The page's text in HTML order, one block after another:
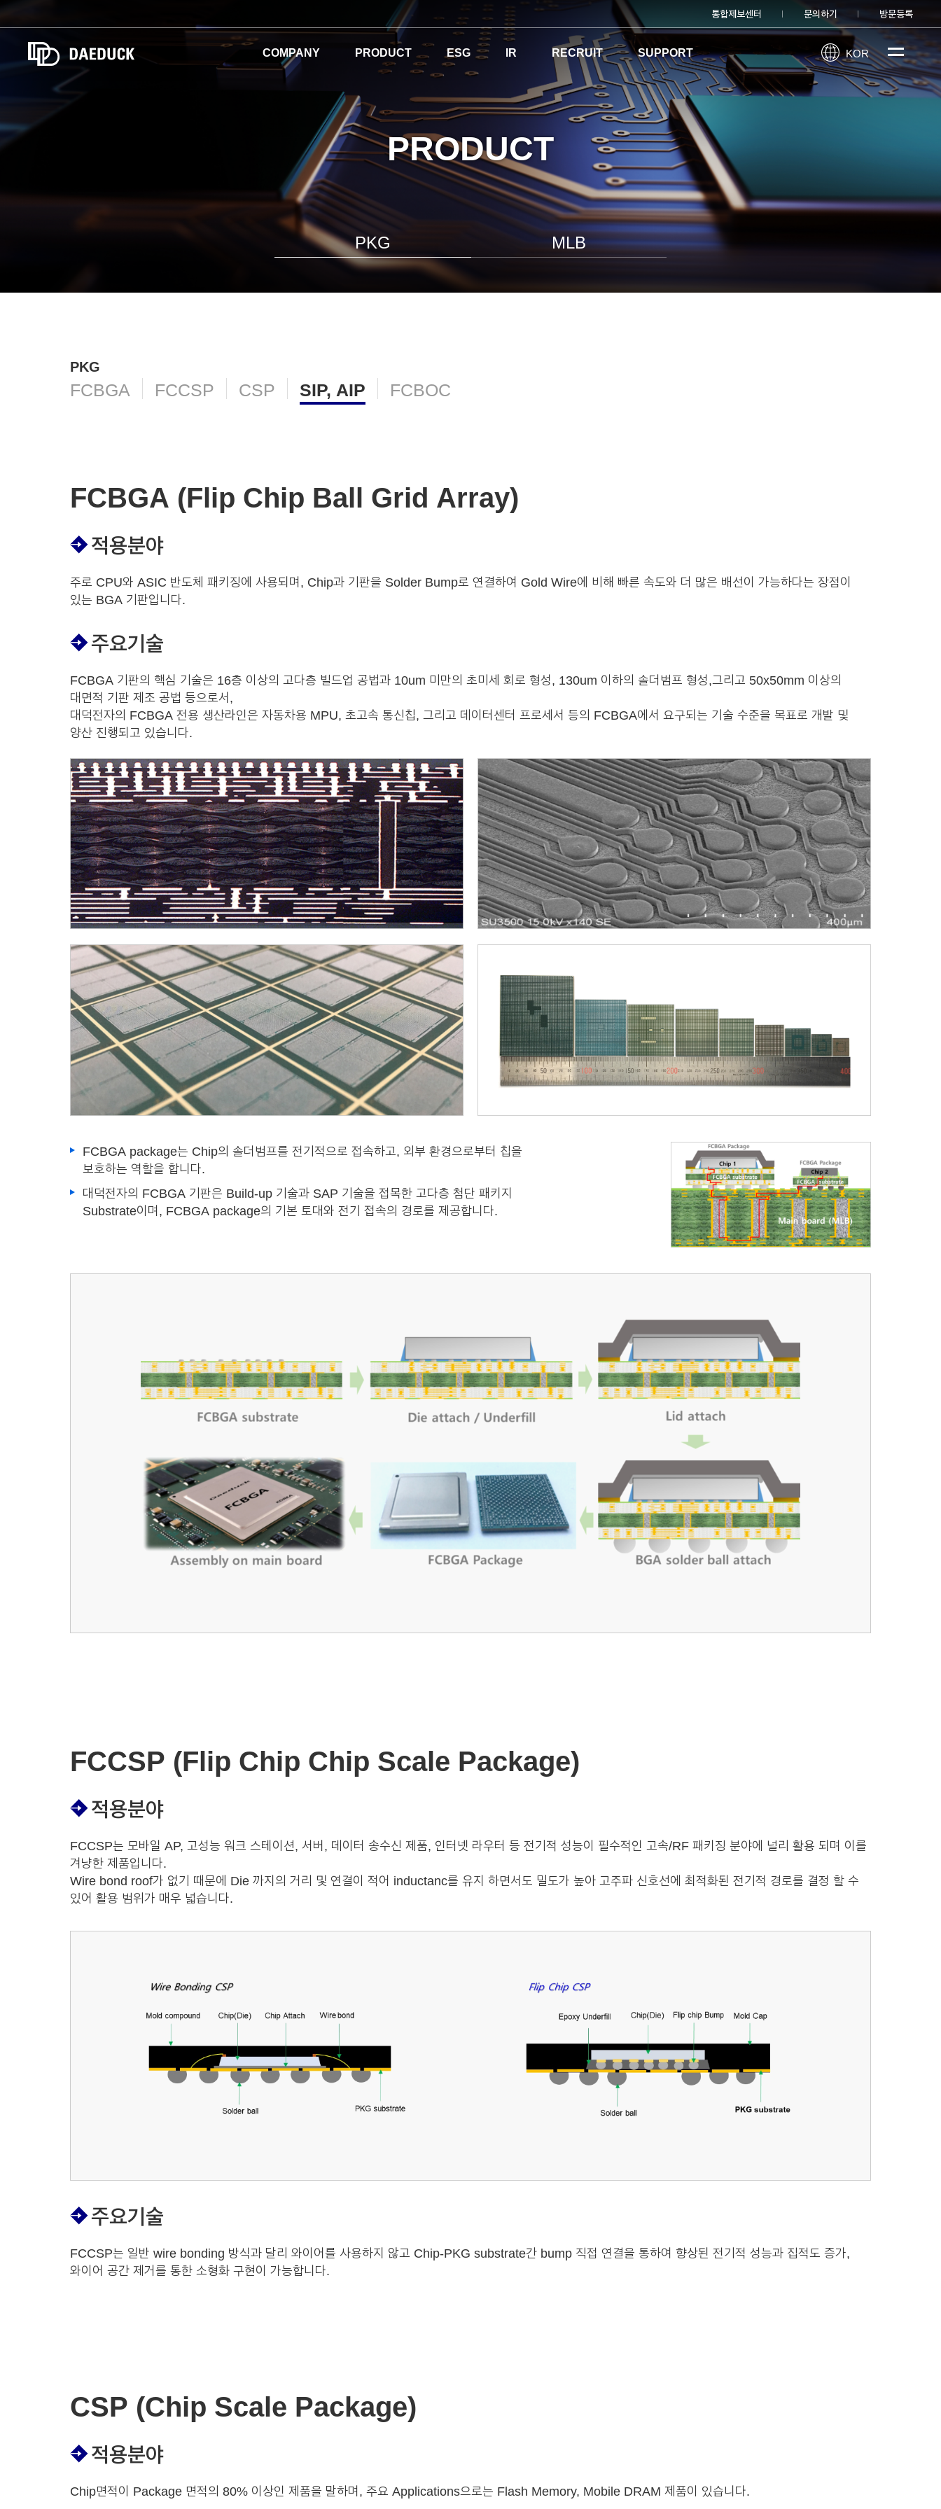
통합제보센터 문의하기 방문등록
COMPANY PRODUCT ESG IR RECRUIT SUPPORT KOR
PRODUCT
PKG MLB
PKG
FCBGA FCCSP CSP SIP, AIP FCBOC
FCBGA (Flip Chip Ball Grid Array)
적용분야
주로 CPU와 ASIC 반도체 패키징에 사용되며, Chip과 기판을 Solder Bump로 연결하여 Gold Wire에 비해 빠른 속도와 더 많은 배선이 가능하다는 장점이
있는 BGA 기판입니다.
주요기술
FCBGA 기판의 핵심 기술은 16층 이상의 고다층 빌드업 공법과 10um 미만의 초미세 회로 형성, 130um 이하의 솔더범프 형성,그리고 50x50mm 이상의
대면적 기판 제조 공법 등으로서,
대덕전자의 FCBGA 전용 생산라인은 자동차용 MPU, 초고속 통신칩, 그리고 데이터센터 프로세서 등의 FCBGA에서 요구되는 기술 수준을 목표로 개발 및
양산 진행되고 있습니다.
FCBGA package는 Chip의 솔더범프를 전기적으로 접속하고, 외부 환경으로부터 칩을
보호하는 역할을 합니다.
대덕전자의 FCBGA 기판은 Build-up 기술과 SAP 기술을 접목한 고다층 첨단 패키지
Substrate이며, FCBGA package의 기본 토대와 전기 접속의 경로를 제공합니다.
FCCSP (Flip Chip Chip Scale Package)
적용분야
FCCSP는 모바일 AP, 고성능 워크 스테이션, 서버, 데이터 송수신 제품, 인터넷 라우터 등 전기적 성능이 필수적인 고속/RF 패키징 분야에 널리 활용 되며 이를
겨냥한 제품입니다.
Wire bond roof가 없기 때문에 Die 까지의 거리 및 연결이 적어 inductanc를 유지 하면서도 밀도가 높아 고주파 신호선에 최적화된 전기적 경로를 결정 할 수
있어 활용 범위가 매우 넓습니다.
주요기술
FCCSP는 일반 wire bonding 방식과 달리 와이어를 사용하지 않고 Chip-PKG substrate간 bump 직접 연결을 통하여 향상된 전기적 성능과 집적도 증가,
와이어 공간 제거를 통한 소형화 구현이 가능합니다.
CSP (Chip Scale Package)
적용분야
Chip면적이 Package 면적의 80% 이상인 제품을 말하며, 주요 Applications으로는 Flash Memory, Mobile DRAM 제품이 있습니다.